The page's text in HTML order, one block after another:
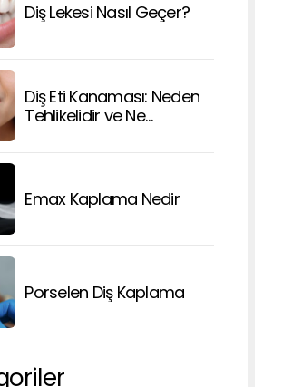
Diş Lekesi Nasıl Geçer?
Diş Eti Kanaması: Neden
Tehlikelidir ve Ne
Emax Kaplama Nedir
Porselen Diş Kaplama